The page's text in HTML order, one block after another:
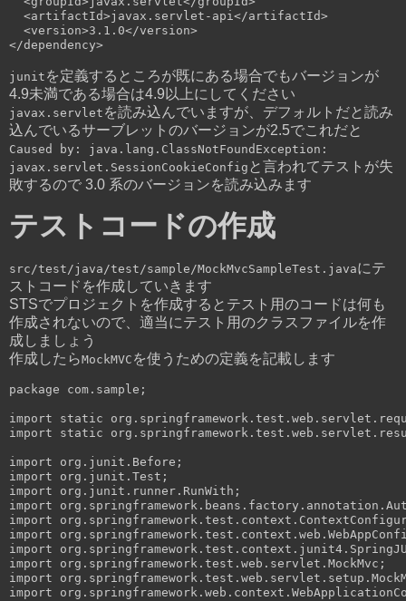
<artifactId>javax.servlet-api </artifactId>
<version>3.1.0</version>
</dependency>
junit を定義するところが既にある場合でもバージョンが
4.9未満である場合は4.9以上にしてください
javax.servlet を読み込んでいますが、デフォルトだと読み
込んでいるサーブレットのバージョンが2.5でこれだと
Caused by: java.lang.ClassNotFoundException:
javax.servlet.SessionCookieConfig と言われてテストが失
敗するので 3.0 系のバージョンを読み込みます
テストコードの作成
src/test/java/test/sample/MockMvcSampleTest.javaにテ
ストコードを作成していきます
STSでプロジェクトを作成するとテスト用のコードは何も
作成されないので、適当にテスト用のクラスファイルを作
成しましょう
作成したらMockMVC を使うための定義を記載します
package com . sample ;
import static org . springframework . test . web . servlet .
import
static org . springframework . test . web . servlet .
import org . junit . Before ;
import org . junit . Test ;
import org . junit . runner . RunWith ;
import org . springframework . beans . factory . annotation .
import org . springframework . test . context .
import org . springframework . test . context . web .
import org . springframework . test . context . junit4 .
import org . springframework . test . web . servlet . MockMvc ;
import org . springframework . test . web . servlet . setup .
import org . springframework . web . context .